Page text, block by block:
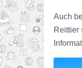
Auch
Reittier